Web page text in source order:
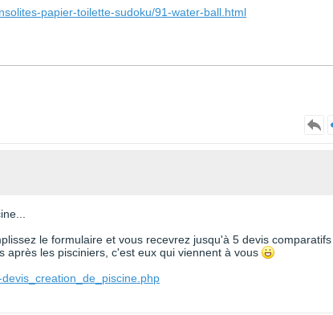
papier-toilette-sudoku/91-water-ball.html
le formulaire et vous recevrez jusqu'à 5 devis
après les pisciniers, c'est eux qui viennent à vous